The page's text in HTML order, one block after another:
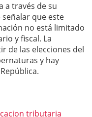
a través de su
señalar que este
no está limitado
y fiscal. La
de las elecciones del
y hay
tributaria